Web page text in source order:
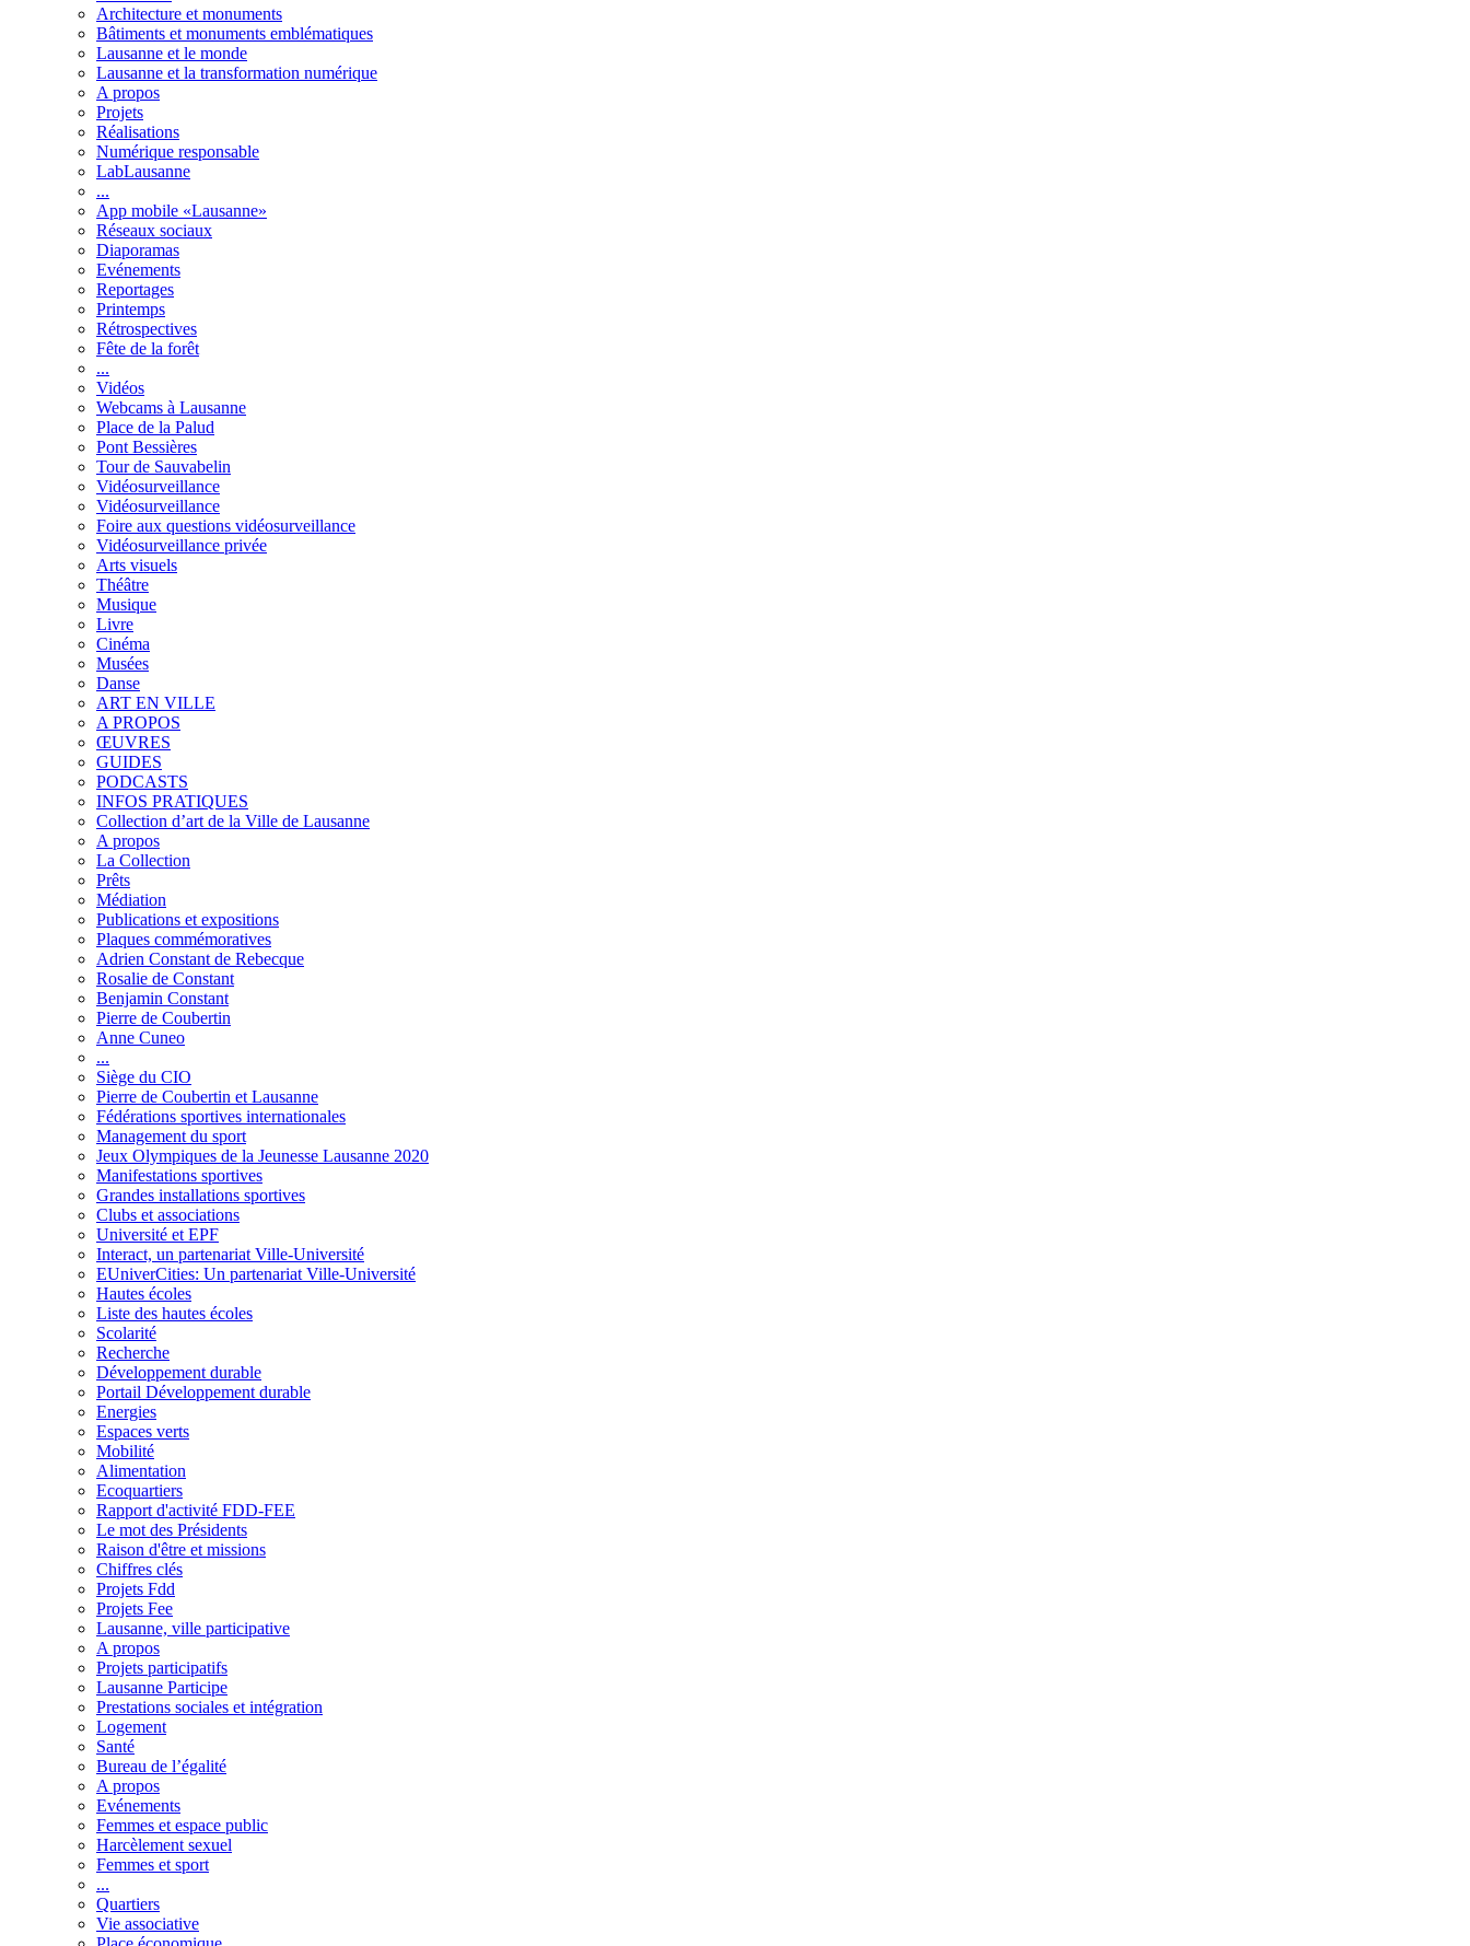
Architecture et monuments
Bâtiments et monuments emblématiques
Lausanne et le monde
Lausanne et la transformation numérique
A propos
Projets
Réalisations
Numérique responsable
LabLausanne
...
App mobile «Lausanne»
Réseaux sociaux
Diaporamas
Evénements
Reportages
Printemps
Rétrospectives
Fête de la forêt
...
Vidéos
Webcams à Lausanne
Place de la Palud
Pont Bessières
Tour de Sauvabelin
Vidéosurveillance
Vidéosurveillance
Foire aux questions vidéosurveillance
Vidéosurveillance privée
Arts visuels
Théâtre
Musique
Livre
Cinéma
Musées
Danse
ART EN VILLE
A PROPOS
ŒUVRES
GUIDES
PODCASTS
INFOS PRATIQUES
Collection d’art de la Ville de Lausanne
A propos
La Collection
Prêts
Médiation
Publications et expositions
Plaques commémoratives
Adrien Constant de Rebecque
Rosalie de Constant
Benjamin Constant
Pierre de Coubertin
Anne Cuneo
...
Siège du CIO
Pierre de Coubertin et Lausanne
Fédérations sportives internationales
Management du sport
Jeux Olympiques de la Jeunesse Lausanne 2020
Manifestations sportives
Grandes installations sportives
Clubs et associations
Université et EPF
Interact, un partenariat Ville-Université
EUniverCities: Un partenariat Ville-Université
Hautes écoles
Liste des hautes écoles
Scolarité
Recherche
Développement durable
Portail Développement durable
Energies
Espaces verts
Mobilité
Alimentation
Ecoquartiers
Rapport d'activité FDD-FEE
Le mot des Présidents
Raison d'être et missions
Chiffres clés
Projets Fdd
Projets Fee
Lausanne, ville participative
A propos
Projets participatifs
Lausanne Participe
Prestations sociales et intégration
Logement
Santé
Bureau de l’égalité
A propos
Evénements
Femmes et espace public
Harcèlement sexuel
Femmes et sport
...
Quartiers
Vie associative